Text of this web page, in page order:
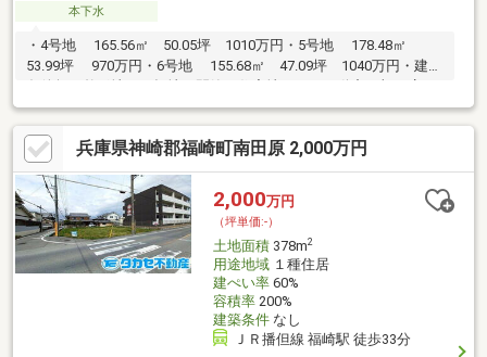
本下水
・4号地 165.56㎡ 50.05坪 1010万円・5号地 178.48㎡
53.99坪 970万円・6号地 155.68㎡ 47.09坪 1040万円・建築
でお気軽にお問合せ下さい♪
兵庫県神崎郡福崎町南田原 2,000万円
2,000万円
（坪単価:-）
土地面積378m2
用途地域１種住居
建ぺい率60%
容積率200%
建築条件なし
ＪＲ播但線 福崎駅 徒歩33分